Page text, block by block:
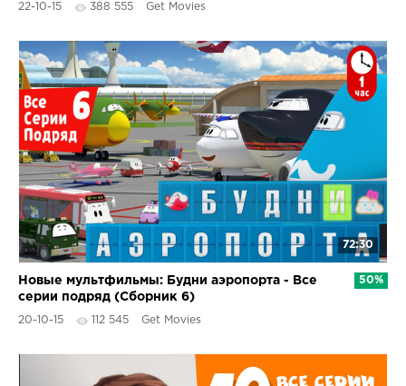
22-10-15 388 555 Get Movies
72:30
Новые мультфильмы: Будни аэропорта - Все
серии подряд (Сборник 6)
20-10-15 112 545 Get Movies
50%